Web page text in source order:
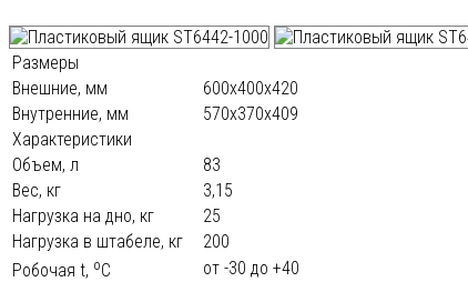
Размеры
Внешние, мм
600х400х420
Внутренние, мм
570х370х409
Характеристики
Объем, л
83
Вес, кг
3,15
Нагрузка на дно, кг
25
Нагрузка в штабеле, кг
200
Робочая t, oС
от -30 до +40